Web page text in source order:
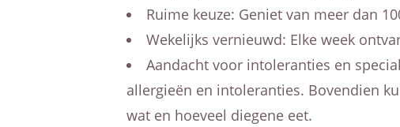
Ruime keuze: Geniet van meer dan
Wekelijks vernieuwd: Elke week
Aandacht voor intoleranties en
allergieën en intoleranties. Bovendien
wat en hoeveel diegene eet.